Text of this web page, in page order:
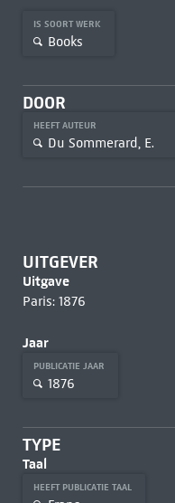
IS SOORT WERK
Books
DOOR
HEEFT AUTEUR
Du Sommerard, E.
UITGEVER
Uitgave
Paris: 1876
Jaar
PUBLICATIE JAAR
1876
TYPE
Taal
HEEFT PUBLICATIE TAAL